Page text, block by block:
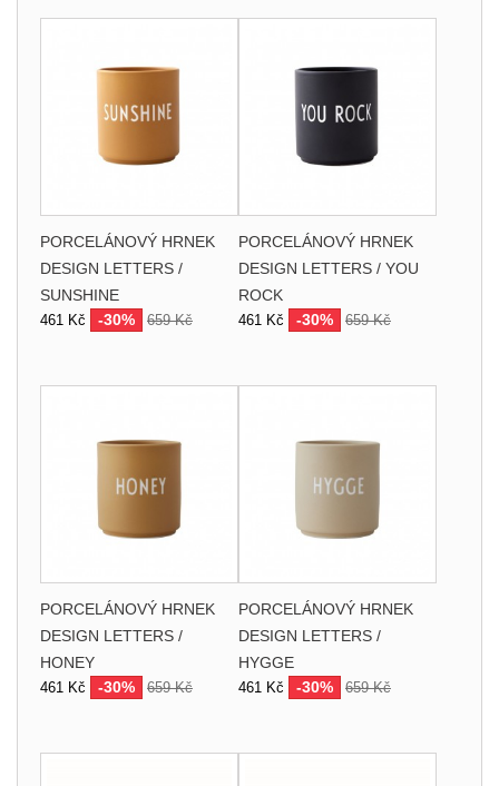
PORCELÁNOVÝ HRNEK
DESIGN LETTERS /
SUNSHINE
461 Kč -30% 659 Kč
PORCELÁNOVÝ HRNEK
DESIGN LETTERS / YOU
ROCK
461 Kč -30% 659 Kč
PORCELÁNOVÝ HRNEK
DESIGN LETTERS /
HONEY
461 Kč -30% 659 Kč
PORCELÁNOVÝ HRNEK
DESIGN LETTERS /
HYGGE
461 Kč -30% 659 Kč